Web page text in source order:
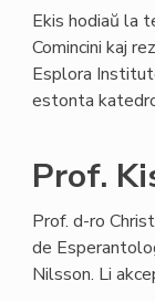
Ekis hodiaŭ la
Comincini kaj
Esplora
estonta
Prof.
Prof. d-ro
de
Nilsson. Li